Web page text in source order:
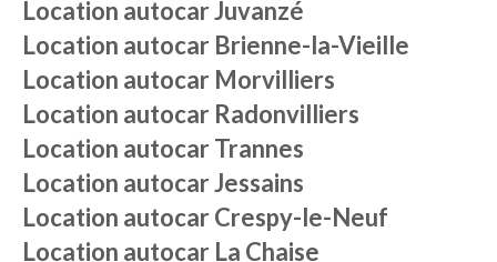
Location autocarJuvanzé
Location autocar Brienne-la-Vieille
Location autocar Morvilliers
Location autocar Radonvilliers
Location autocarTrannes
Location autocarJessains
Location autocarCrespy-le-Neuf
Location autocar La Chaise